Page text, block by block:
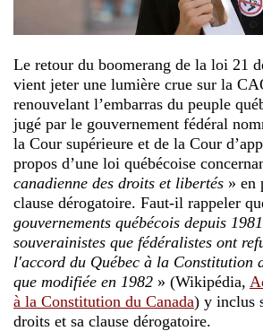
Le retour du boomerang de la loi 21
vient jeter une lumière crue sur la
renouvelant l’embarras du peuple
jugé par le gouvernement fédéral
la Cour supérieure et de la Cour
propos d’une loi québécoise
canadienne des droits et libertés » en
clause dérogatoire. Faut-il rappeler
gouvernements québécois depuis
souverainistes que fédéralistes ont
l'accord du Québec à la Constitution
que modifiée en 1982 » (Wikipédia,
à la Constitution du Canada) y inclus
droits et sa clause dérogatoire.